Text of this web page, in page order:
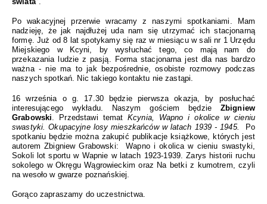
Po wakacyjnej przerwie wracamy z naszymi spotkaniami. Mam
nadzieję, że jak najdłużej uda nam się utrzymać ich stacjonarną
formę. Już od 8 lat spotykamy się raz w miesiącu w sali nr 1 Urzędu
Miejskiego w Kcyni, by wysłuchać tego, co mają nam do
przekazania ludzie z pasją. Forma stacjonarna jest dla nas bardzo
ważna - nie ma to jak bezpośrednie, osobiste rozmowy podczas
naszych spotkań. Nic takiego kontaktu nie zastąpi.
16 września o g. 17.30 będzie pierwsza okazja, by posłuchać
interesującego wykładu. Naszym gościem będzie Zbigniew
Grabowski . Przedstawi temat Kcynia, Wapno i okolice w cieniu
swastyki. Okupacyjne losy mieszkańców w latach 1939 - 1945. Po
spotkaniu będzie można zakupić publikacje książkowe, których jest
autorem Zbigniew Grabowski:
Wapno i okolica w cieniu swastyki,
Sokoli lot sportu w Wapnie w latach 1923-1939. Zarys historii ruchu
sokolego w Okręgu Wągrowieckim oraz Na betki z kumotrem, czyli
na wesoło w gwarze poznańskiej.
Gorąco zapraszamy do uczestnictwa.